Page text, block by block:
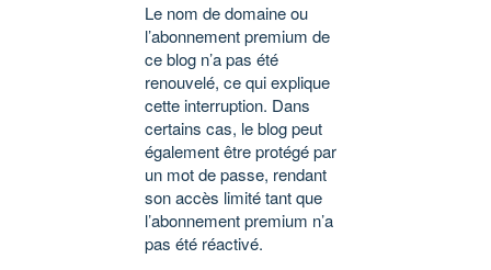
Le nom de domaine ou
l’abonnement premium de
ce blog n’a pas été
renouvelé, ce qui explique
cette interruption. Dans
certains cas, le blog peut
également être protégé par
un mot de passe, rendant
son accès limité tant que
l’abonnement premium n’a
pas été réactivé.